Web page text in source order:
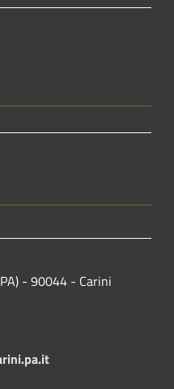
- 90044 - Carini